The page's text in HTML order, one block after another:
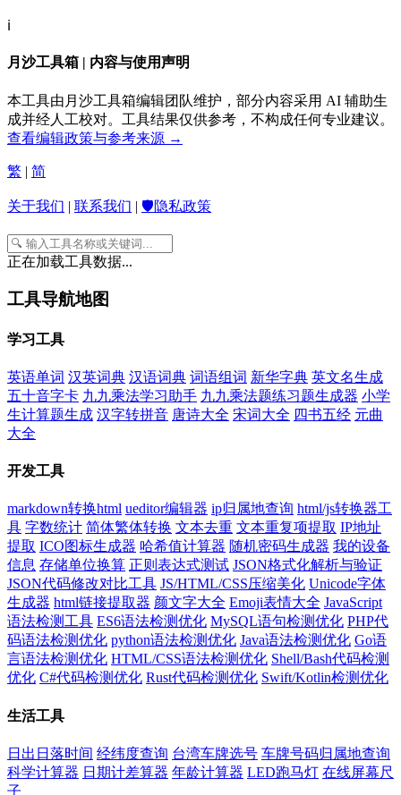
ℹ️
月沙工具箱 | 内容与使用声明
本工具由月沙工具箱编辑团队维护，部分内容采用 AI 辅助生
成并经人工校对。工具结果仅供参考，不构成任何专业建议。
查看编辑政策与参考来源 →
繁 | 简
关于我们 | 联系我们 | 🛡️隐私政策
正在加载工具数据...
工具导航地图
学习工具
英语单词 汉英词典 汉语词典 词语组词 新华字典 英文名生成
五十音字卡 九九乘法学习助手 九九乘法题练习题生成器 小学
生计算题生成 汉字转拼音 唐诗大全 宋词大全 四书五经 元曲
大全
开发工具
markdown转换html ueditor编辑器 ip归属地查询 html/js转换器工
具 字数统计 简体繁体转换 文本去重 文本重复项提取 IP地址
提取 ICO图标生成器 哈希值计算器 随机密码生成器 我的设备
信息 存储单位换算 正则表达式测试 JSON格式化解析与验证
JSON代码修改对比工具 JS/HTML/CSS压缩美化 Unicode字体
生成器 html链接提取器 颜文字大全 Emoji表情大全 JavaScript
语法检测工具 ES6语法检测优化 MySQL语句检测优化 PHP代
码语法检测优化 python语法检测优化 Java语法检测优化 Go语
言语法检测优化 HTML/CSS语法检测优化 Shell/Bash代码检测
优化 C#代码检测优化 Rust代码检测优化 Swift/Kotlin检测优化
生活工具
日出日落时间 经纬度查询 台湾车牌选号 车牌号码归属地查询
科学计算器 日期计差算器 年龄计算器 LED跑马灯 在线屏幕尺
子